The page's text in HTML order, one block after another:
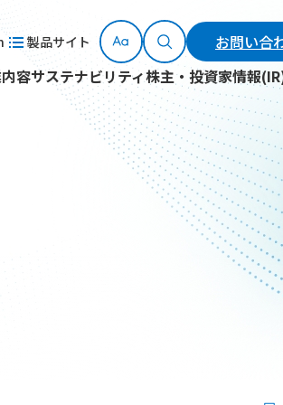
製品サイト
お問い合
容サステナビリティ株主・投資家情報